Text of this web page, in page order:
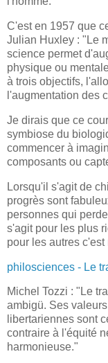
C'est en 1957 que
Julian Huxley : "Le
science permet
physique ou
à trois objectifs,
l'augmentation des
Je dirais que ce
symbiose du
commencer à
composants ou
Lorsqu'il s'agit de
progrès sont
personnes qui
s'agit pour les plus
pour les autres
philosciences - Le
Michel Tozzi : "Le
ambigü. Ses
libertariennes sont
contraire à l'équité
harmonieuse."